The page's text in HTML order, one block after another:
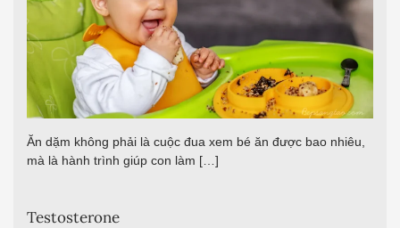
Ăn dặm không phải là cuộc đua xem bé ăn được bao nhiêu,
mà là hành trình giúp con làm […]
Testosterone